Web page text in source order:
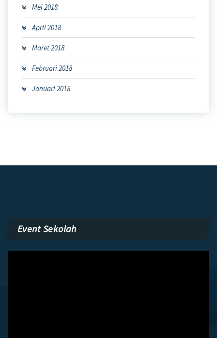
Mei 2018
April 2018
Maret 2018
Februari 2018
Januari 2018
Event Sekolah